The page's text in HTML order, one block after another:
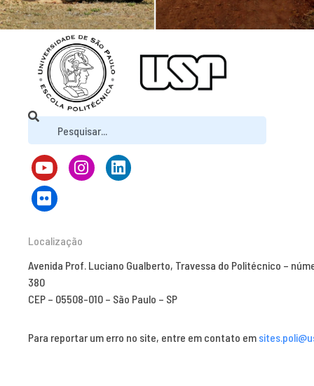
Localização
Avenida Prof. Luciano Gualberto, Travessa do Politécnico –
380
CEP – 05508-010 – São Paulo – SP
Para reportar um erro no site, entre em contato em